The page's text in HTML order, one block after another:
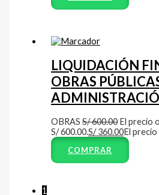
LIQUIDACIÓN
OBRAS
OBRASS/600.00 El precio
S/ 600.00.S/360.00El precio
COMPRAR
1